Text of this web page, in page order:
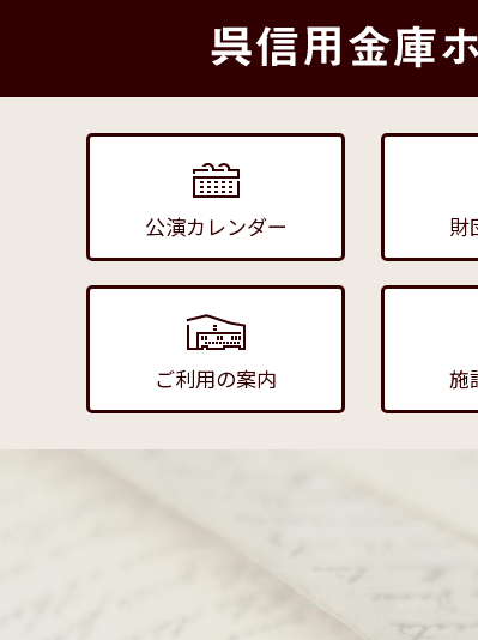
公演カレンダー 財
ご利用の案内 施